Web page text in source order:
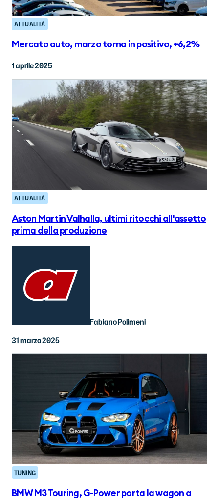
ATTUALITÀ
Mercato auto, marzo torna in positivo, +6,2%
1 aprile 2025
ATTUALITÀ
Aston Martin Valhalla, ultimi ritocchi all'assetto
prima della produzione
Fabiano Polimeni
31 marzo 2025
TUNING
BMW M3 Touring, G-Power porta la wagon a